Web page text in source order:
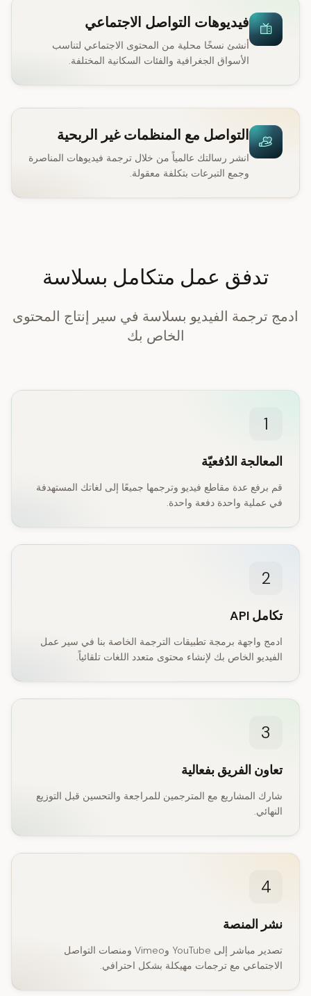
فيديوهات التواصل الاجتماعي
أنشئ نسخًا محلية من المحتوى الاجتماعي لتناسب
الأسواق الجغرافية والفئات السكانية المختلفة.
التواصل مع المنظمات غير الربحية
انشر رسالتك عالمياً من خلال ترجمة فيديوهات المناصرة
وجمع التبرعات بتكلفة معقولة.
تدفق عمل متكامل بسلاسة
ادمج ترجمة الفيديو بسلاسة في سير إنتاج المحتوى
الخاص بك
1
المعالجة الدُفعيّة
قم برفع عدة مقاطع فيديو وترجمها جميعًا إلى لغاتك المستهدفة
في عملية واحدة دفعة واحدة.
2
تكامل API
ادمج واجهة برمجة تطبيقات الترجمة الخاصة بنا في سير عمل
الفيديو الخاص بك لإنشاء محتوى متعدد اللغات تلقائياً.
3
تعاون الفريق بفعالية
شارك المشاريع مع المترجمين للمراجعة والتحسين قبل التوزيع
النهائي.
4
نشر المنصة
تصدير مباشر إلى YouTube وVimeo ومنصات التواصل
الاجتماعي مع ترجمات مهيكلة بشكل احترافي.